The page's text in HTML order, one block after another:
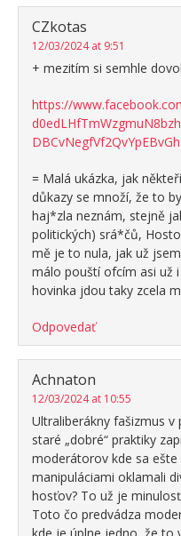
CZkotas
12/03/2024 at 9:51
+ mezitím si semhle
https://
= Malá ukázka, jak
důkazy se množí, že to
haj*zla neznám, stejně
politických) srá*čů,
mě je to nula, jak už
málo pouští ofcím asi už
hovinka jdou taky zcela
Odpovedať
Achnaton
12/03/2024 at 10:55
Ultraliberákny fašizmus v
staré „dobré“ praktiky
moderátorov kde sa ešte
manipuláciami oklamali
hosťov? To už je
Toto čo predvádza